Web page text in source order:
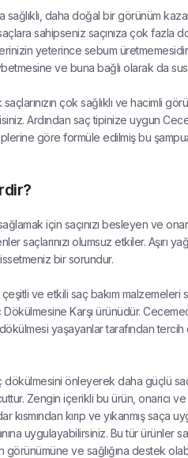
sağlıklı, daha doğal bir görünüm
sahipseniz saçınıza çok fazla
yeterince sebum
ve buna bağlı olarak da
çok sağlıklı ve hacimli
Ardından saç tipinize uygun
göre formüle edilmiş bu
için saçınızı besleyen ve
saçlarınızı olumsuz etkiler. Aşırı
bir sorundur.
ve etkili saç bakım
Karşı ürünüdür.
yaşayanlar tarafından
önleyerek daha güçlü
Zengin içerikli bu ürün, onarıcı
kırıp ve yıkanmış saça
uygulayabilirsiniz. Bu tür ürünler
görünümüne ve sağlığına destek